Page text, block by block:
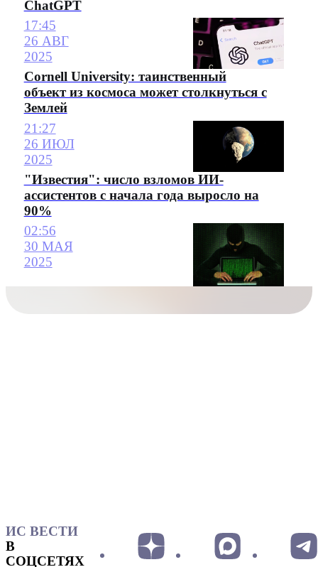
ChatGPT
17:45
26 АВГ
2025
Cornell University: таинственный
объект из космоса может столкнуться с
Землей
21:27
26 ИЮЛ
2025
"Известия": число взломов ИИ-
ассистентов с начала года выросло на
90%
02:56
30 МАЯ
2025
ИС ВЕСТИ
В
СОЦСЕТЯХ